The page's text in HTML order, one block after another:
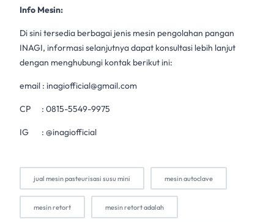
Info Mesin:
Di sini tersedia berbagai jenis mesin pengolahan pangan
INAGI, informasi selanjutnya dapat konsultasi lebih lanjut
dengan menghubungi kontak berikut ini:
email : inagiofficial@gmail.com
CP : 0815-5549-9975
IG : @inagiofficial
jual mesin pasteurisasi susu mini mesin autoclave
mesin retort mesin retort adalah